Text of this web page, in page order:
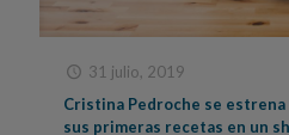
31 julio, 2019
Cristina Pedroche se
sus primeras recetas en un